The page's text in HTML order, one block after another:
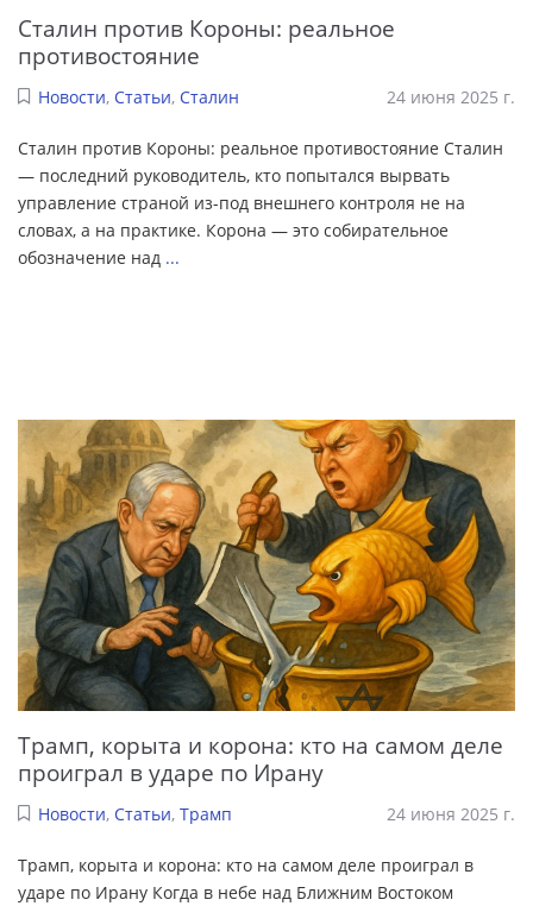
Сталин против Короны: реальное
противостояние
Новости, Статьи, Сталин 24 июня 2025 г.
Сталин против Короны: реальное противостояние Сталин
— последний руководитель, кто попытался вырвать
управление страной из-под внешнего контроля не на
словах, а на практике. Корона — это собирательное
обозначение над ...
Трамп, корыта и корона: кто на самом деле
проиграл в ударе по Ирану
Новости, Статьи, Трамп 24 июня 2025 г.
Трамп, корыта и корона: кто на самом деле проиграл в
ударе по Ирану Когда в небе над Ближним Востоком